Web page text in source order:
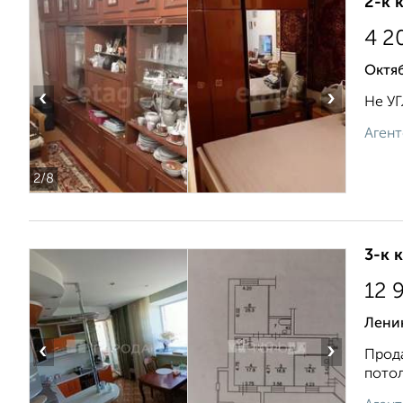
2/8
‹ ›
4
Не
‹ ›
3-к
12